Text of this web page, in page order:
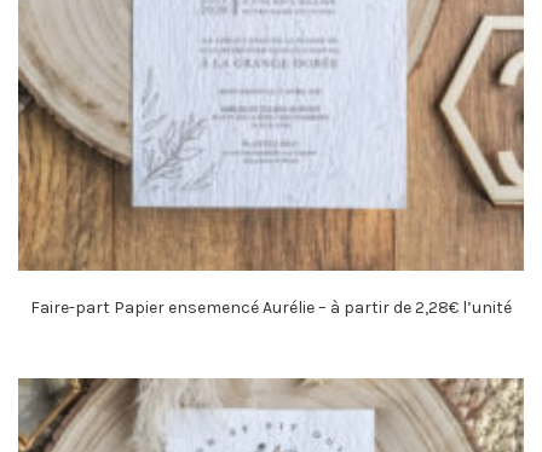
Faire-part Papier ensemencé Aurélie – à partir de 2,28€ l’unité